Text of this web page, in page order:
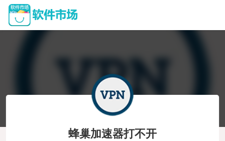
蜂巢加速器打不开